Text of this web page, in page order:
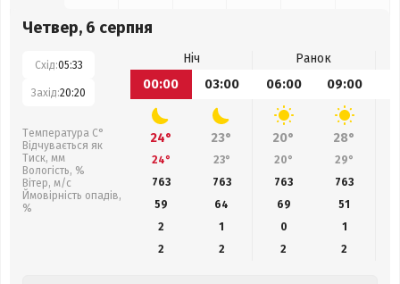
Четвер, 6 серпня
Схід:05:33
Захід:20:20
Температура С°
Відчувається як
Тиск, мм
Вологість, %
Вітер, м/с
Ймовірність опадів,
%
Ніч
Ранок
00:00
03:00 06:00 09:00
24° 23° 20° 28°
24° 23° 20° 29°
763
763 763 763
59
64 69
51
2
1 0
1
2
2 2 2